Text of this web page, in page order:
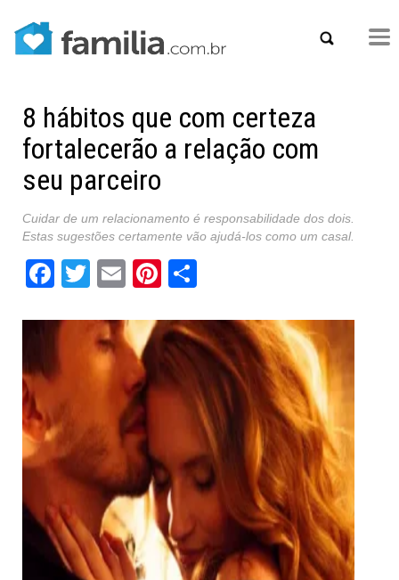
8 hábitos que com certeza
fortalecerão a relação com
seu parceiro
Cuidar de um relacionamento é responsabilidade dos dois.
Estas sugestões certamente vão ajudá-los como um casal.
Facebook
Twitter
EmailPinterest